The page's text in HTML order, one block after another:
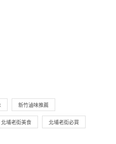
新竹滷味推薦
北埔老街美食 北埔老街必買